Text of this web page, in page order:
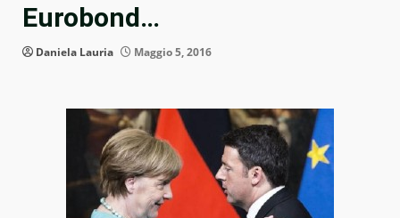
Eurobond…
Daniela Lauria Maggio 5, 2016